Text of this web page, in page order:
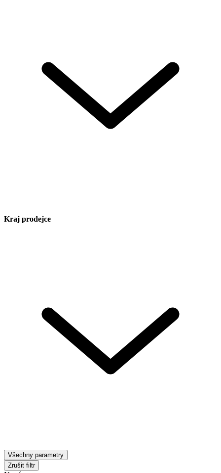
Kraj prodejce
Všechny parametry
Zrušit filtr